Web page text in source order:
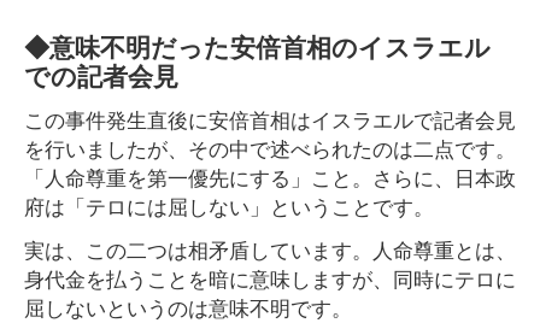
◆意味不明だった安倍首相のイスラエル
での記者会見
この事件発生直後に安倍首相はイスラエルで記者会見
を行いましたが、その中で述べられたのは二点です。
「人命尊重を第一優先にする」こと。さらに、日本政
府は「テロには屈しない」ということです。
実は、この二つは相矛盾しています。人命尊重とは、
身代金を払うことを暗に意味しますが、同時にテロに
屈しないというのは意味不明です。